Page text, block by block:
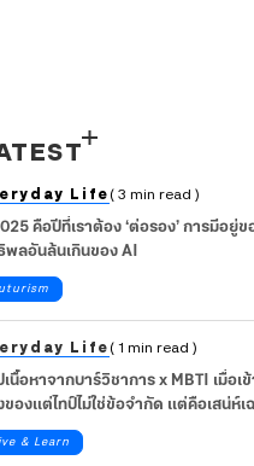
Life( 3 min read )
คือปีที่เราต้อง ‘ต่อรอง’ การมีอยู่ข
พลอันล้นเกินของ AI
Life( 1 min read )
นื้อหาจากบาร์วิชาการ x MBTI เมื่อเ
องแต่ไทป์ไม่ใช่ข้อจำกัด แต่คือเสน่ห์เ
ยอดได้ ไปกับ เบลล์-เบญจรัตน์ และ อ
ยวชาญ MBTI จากช่อง BeruArny
& Learn